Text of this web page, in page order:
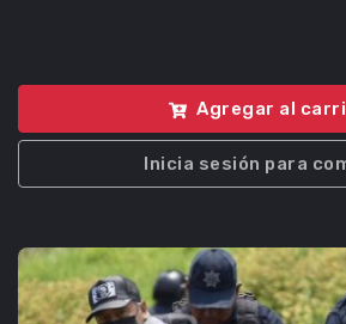
Agregar al
Inicia sesión para